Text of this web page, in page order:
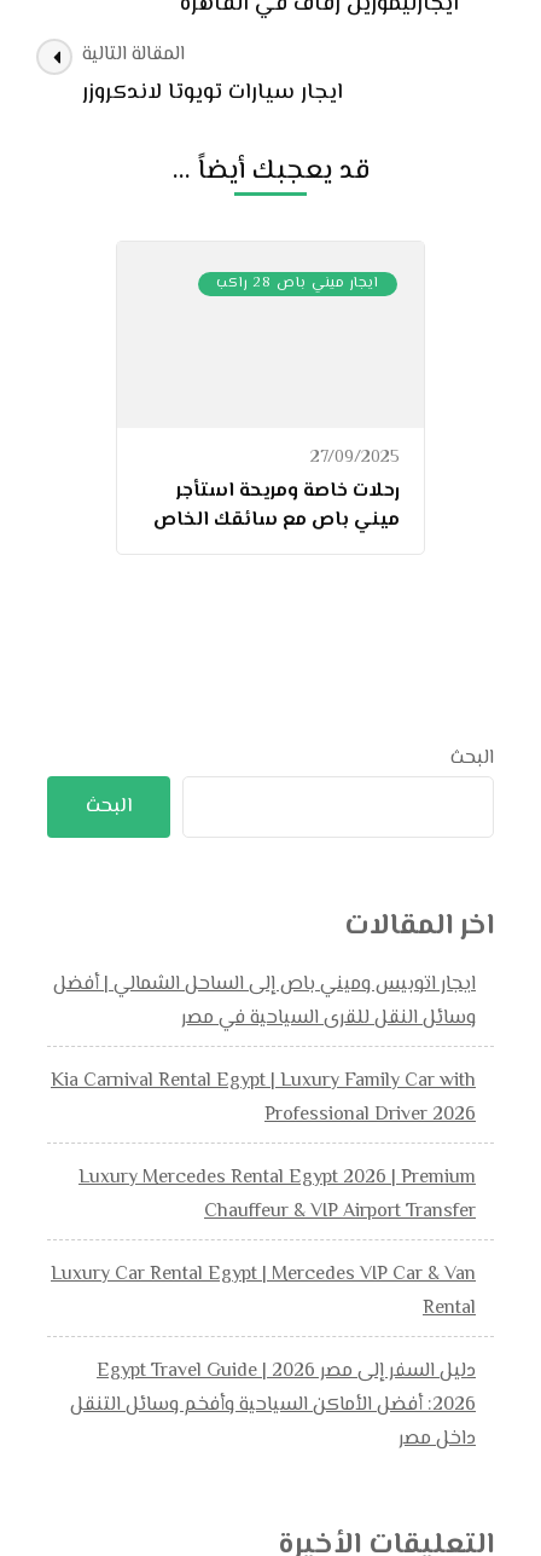
المقالة التالية
ايجار سيارات تويوتا لاندكروزر
قد يعجبك أيضاً ...
ايجار ميني باص 28 راكب
27/09/2025
رحلات خاصة ومريحة استأجر
ميني باص مع سائقك الخاص
البحث
البحث
اخر المقالات
ايجار اتوبيس وميني باص إلى الساحل الشمالي | أفضل
وسائل النقل للقرى السياحية في مصر
Kia Carnival Rental Egypt | Luxury Family Car with
Professional Driver 2026
Luxury Mercedes Rental Egypt 2026 | Premium
Chauffeur & VIP Airport Transfer
Luxury Car Rental Egypt | Mercedes VIP Car & Van
Rental
دليل السفر إلى مصر 2026 | Egypt Travel Guide
2026: أفضل الأماكن السياحية وأفخم وسائل التنقل
داخل مصر
التعليقات الأخيرة